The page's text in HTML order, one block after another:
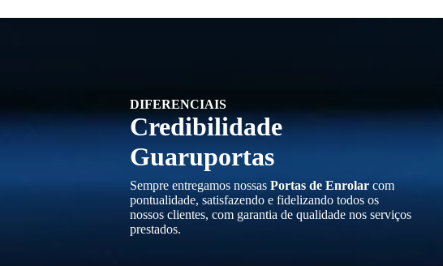
DIFERENCIAIS
Credibilidade
Guaruportas
Sempre entregamos nossas Portas de Enrolar com
pontualidade, satisfazendo e fidelizando todos os
nossos clientes, com garantia de qualidade nos serviços
prestados.